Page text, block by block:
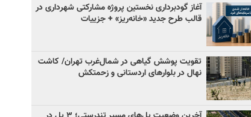
آغاز گودبرداری نخستین پروژه مشارکتی شهرداری در
قالب طرح جدید «خانه‌ریز» + جزییات
تقویت پوشش گیاهی در شمال‌غرب تهران/ کاشت
نهال در بلوارهای اردستانی و زحمتکش